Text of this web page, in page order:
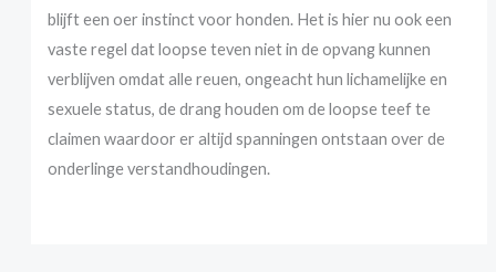
blijft een oer instinct voor honden. Het is hier nu ook een
vaste regel dat loopse teven niet in de opvang kunnen
verblijven omdat alle reuen, ongeacht hun lichamelijke en
sexuele status, de drang houden om de loopse teef te
claimen waardoor er altijd spanningen ontstaan over de
onderlinge verstandhoudingen.